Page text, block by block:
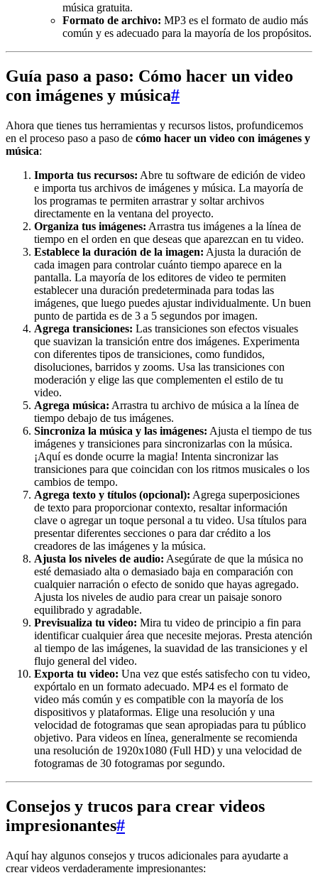
música gratuita.
Formato de archivo: MP3 es el formato de audio más
común y es adecuado para la mayoría de los propósitos.
Guía paso a paso: Cómo hacer un video
con imágenes y música#
Ahora que tienes tus herramientas y recursos listos, profundicemos
en el proceso paso a paso de cómo hacer un video con imágenes y
música:
Importa tus recursos: Abre tu software de edición de video
e importa tus archivos de imágenes y música. La mayoría de
los programas te permiten arrastrar y soltar archivos
directamente en la ventana del proyecto.
Organiza tus imágenes: Arrastra tus imágenes a la línea de
tiempo en el orden en que deseas que aparezcan en tu video.
Establece la duración de la imagen: Ajusta la duración de
cada imagen para controlar cuánto tiempo aparece en la
pantalla. La mayoría de los editores de video te permiten
establecer una duración predeterminada para todas las
imágenes, que luego puedes ajustar individualmente. Un buen
punto de partida es de 3 a 5 segundos por imagen.
Agrega transiciones: Las transiciones son efectos visuales
que suavizan la transición entre dos imágenes. Experimenta
con diferentes tipos de transiciones, como fundidos,
disoluciones, barridos y zooms. Usa las transiciones con
moderación y elige las que complementen el estilo de tu
video.
Agrega música: Arrastra tu archivo de música a la línea de
tiempo debajo de tus imágenes.
Sincroniza la música y las imágenes: Ajusta el tiempo de tus
imágenes y transiciones para sincronizarlas con la música.
¡Aquí es donde ocurre la magia! Intenta sincronizar las
transiciones para que coincidan con los ritmos musicales o los
cambios de tempo.
Agrega texto y títulos (opcional): Agrega superposiciones
de texto para proporcionar contexto, resaltar información
clave o agregar un toque personal a tu video. Usa títulos para
presentar diferentes secciones o para dar crédito a los
creadores de las imágenes y la música.
Ajusta los niveles de audio: Asegúrate de que la música no
esté demasiado alta o demasiado baja en comparación con
cualquier narración o efecto de sonido que hayas agregado.
Ajusta los niveles de audio para crear un paisaje sonoro
equilibrado y agradable.
Previsualiza tu video: Mira tu video de principio a fin para
identificar cualquier área que necesite mejoras. Presta atención
al tiempo de las imágenes, la suavidad de las transiciones y el
flujo general del video.
Exporta tu video: Una vez que estés satisfecho con tu video,
expórtalo en un formato adecuado. MP4 es el formato de
video más común y es compatible con la mayoría de los
dispositivos y plataformas. Elige una resolución y una
velocidad de fotogramas que sean apropiadas para tu público
objetivo. Para videos en línea, generalmente se recomienda
una resolución de 1920x1080 (Full HD) y una velocidad de
fotogramas de 30 fotogramas por segundo.
Consejos y trucos para crear videos
impresionantes#
Aquí hay algunos consejos y trucos adicionales para ayudarte a
crear videos verdaderamente impresionantes: